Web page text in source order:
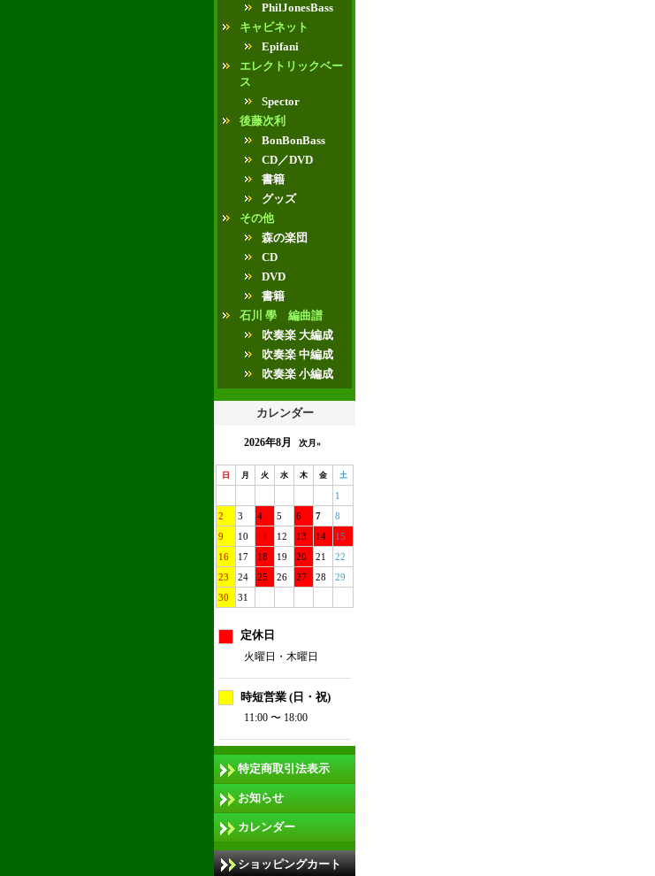
PhilJonesBass
キャビネット
Epifani
エレクトリックベー
ス
Spector
後藤次利
BonBonBass
CD／DVD
書籍
グッズ
その他
森の楽団
CD
DVD
書籍
石川 學 編曲譜
吹奏楽 大編成
吹奏楽 中編成
吹奏楽 小編成
カレンダー
2026年8月 次月»
日 月 火 水 木 金 土
1
2
3 4 5 6 7
8
9
10 11 12 13 14
15
16
17 18 19 20 21
22
23
24 25 26 27 28
29
30
31
定休日
火曜日・木曜日
時短営業 (日・祝)
11:00 〜 18:00
特定商取引法表示
お知らせ
カレンダー
ショッピングカート